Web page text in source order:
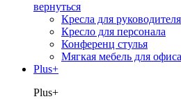
вернуться
Кресла для руководителя
Кресло для персонала
Конференц стулья
Мягкая мебель для офиса
Plus+
Plus+